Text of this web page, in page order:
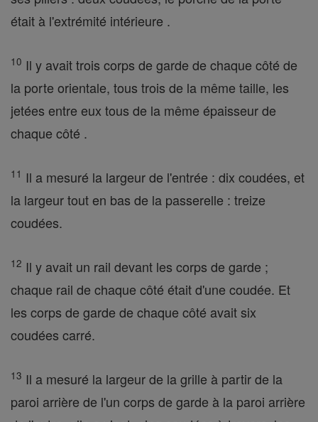
était à l'extrémité intérieure .
10 Il y avait trois corps de garde de chaque côté de
la porte orientale, tous trois de la même taille, les
jetées entre eux tous de la même épaisseur de
chaque côté .
11 Il a mesuré la largeur de l'entrée : dix coudées, et
la largeur tout en bas de la passerelle : treize
coudées.
12 Il y avait un rail devant les corps de garde ;
chaque rail de chaque côté était d'une coudée. Et
les corps de garde de chaque côté avait six
coudées carré.
13 Il a mesuré la largeur de la grille à partir de la
paroi arrière de l'un corps de garde à la paroi arrière